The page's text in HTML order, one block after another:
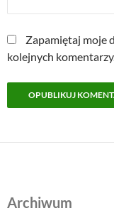
Zapamiętaj moje
kolejnych komentarzy.
Archiwum